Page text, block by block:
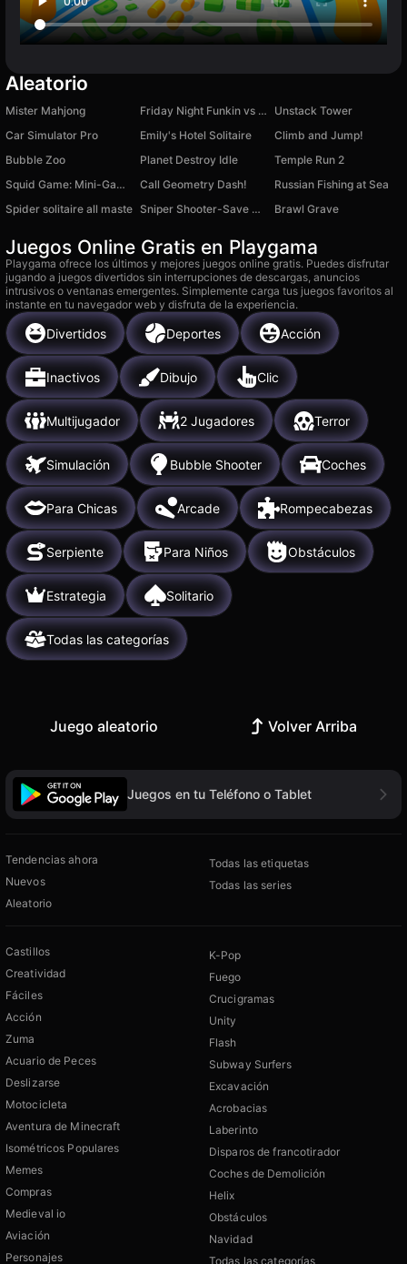
Aleatorio
Mister Mahjong Friday Night Funkin vs Tricky
Unstack Tower
Car Simulator Pro
Emily's Hotel Solitaire
Climb and Jump!
Bubble Zoo
Planet Destroy Idle
Temple Run 2
Squid Game: Mini-Games Online
Call Geometry Dash!
Russian Fishing at Sea
Spider solitaire all maste
Sniper Shooter-Save The Fish Brawl Grave
Juegos Online Gratis en Playgama
Playgama ofrece los últimos y mejores juegos online gratis. Puedes disfrutar
jugando a juegos divertidos sin interrupciones de descargas, anuncios
intrusivos o ventanas emergentes. Simplemente carga tus juegos favoritos al
instante en tu navegador web y disfruta de la experiencia.
Divertidos Deportes Acción
Inactivos Dibujo Clic
Multijugador 2 Jugadores Terror
Simulación Bubble Shooter Coches
Para Chicas Arcade Rompecabezas
Serpiente Para Niños Obstáculos
Estrategia Solitario
Todas las categorías
Juego aleatorio Volver Arriba
Juegos en tu Teléfono o Tablet
Tendencias ahora
Nuevos
Aleatorio
Todas las etiquetas
Todas las series
Castillos
Creatividad
Fáciles
Acción
Zuma
Acuario de Peces
Deslizarse
Motocicleta
Aventura de Minecraft
Isométricos Populares
Memes
Compras
Medieval io
Aviación
Personajes
K-Pop
Fuego
Crucigramas
Unity
Flash
Subway Surfers
Excavación
Acrobacias
Laberinto
Disparos de francotirador
Coches de Demolición
Helix
Obstáculos
Navidad
Todas las categorías